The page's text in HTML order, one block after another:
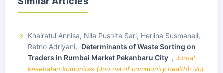
Khairatul Annisa, Nila Puspita Sari, Herlina Susmaneli,
Retno Adriyani, Determinants of Waste Sorting on
Traders in Rumbai Market Pekanbaru City , Jurnal
kesehatan komunitas (Journal of community health): Vol.